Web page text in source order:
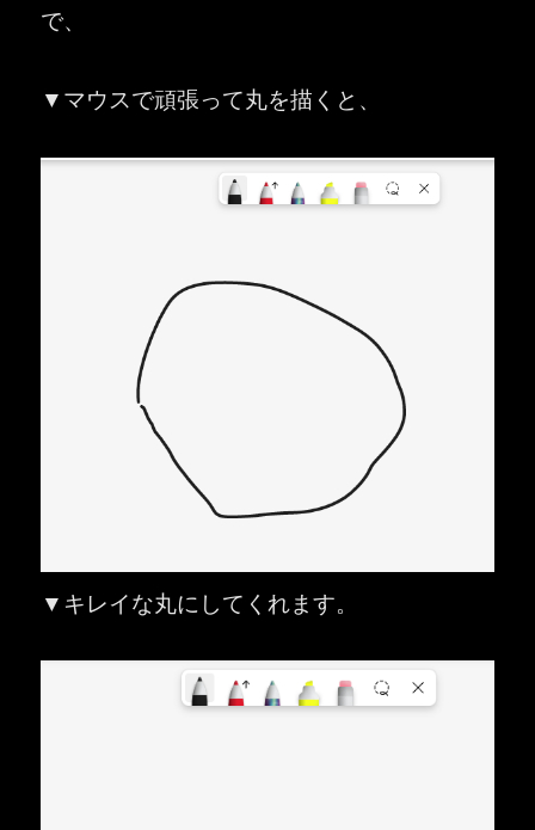
で、
▼マウスで頑張って丸を描くと、
▼キレイな丸にしてくれます。